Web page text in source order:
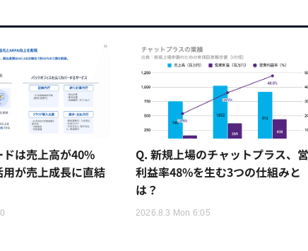
は売上高が40%
が売上成長に直結
Q. 新規上場のチャットプラス、
利益率48%を生む3つの仕組みと
は？
2026.8.3 Mon 6:05